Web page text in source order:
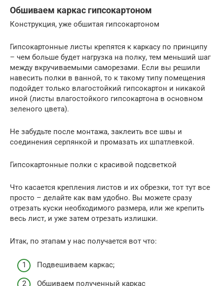
Обшиваем каркас гипсокартоном
Конструкция, уже обшитая гипсокартоном
Гипсокартонные листы крепятся к каркасу по принципу
– чем больше будет нагрузка на полку, тем меньший шаг
между вкручиваемыми саморезами. Если вы решили
навесить полки в ванной, то к такому типу помещения
подойдет только влагостойкий гипсокартон и никакой
иной (листы влагостойкого гипсокартона в основном
зеленого цвета).
Не забудьте после монтажа, заклеить все швы и
соединения серпянкой и промазать их шпатлевкой.
Гипсокартонные полки с красивой подсветкой
Что касается крепления листов и их обрезки, тот тут все
просто – делайте как вам удобно. Вы можете сразу
отрезать куски необходимого размера, или же крепить
весь лист, и уже затем отрезать излишки.
Итак, по этапам у нас получается вот что:
Подвешиваем каркас;
Обшиваем полученный каркас